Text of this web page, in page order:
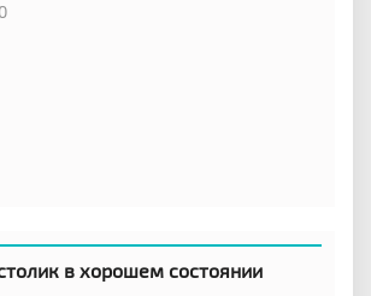
в хорошем состоянии